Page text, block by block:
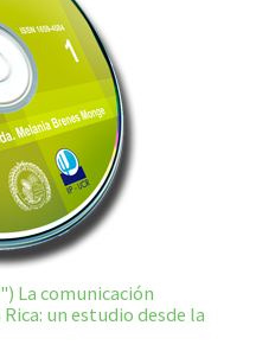
La comunicación
un estudio desde la